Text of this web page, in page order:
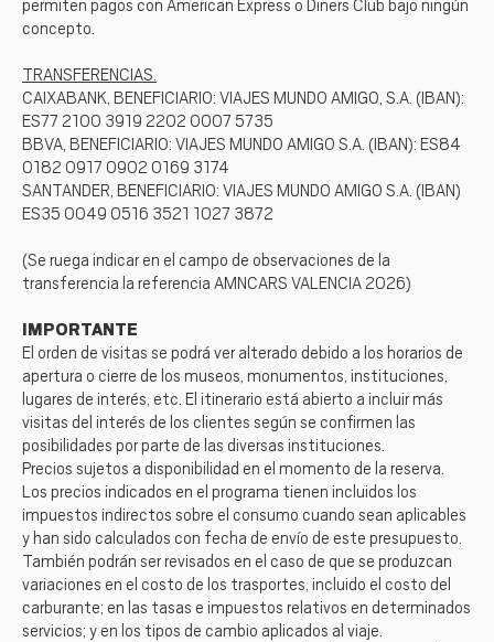
permiten pagos con American Express o Diners Club bajo ningún
concepto.
TRANSFERENCIAS.
CAIXABANK, BENEFICIARIO: VIAJES MUNDO AMIGO, S.A. (IBAN):
ES77 2100 3919 2202 0007 5735
BBVA, BENEFICIARIO: VIAJES MUNDO AMIGO S.A. (IBAN): ES84
0182 0917 0902 0169 3174
SANTANDER, BENEFICIARIO: VIAJES MUNDO AMIGO S.A. (IBAN)
ES35 0049 0516 3521 1027 3872
(Se ruega indicar en el campo de observaciones de la
transferencia la referencia AMNCARS VALENCIA 2026)
IMPORTANTE
El orden de visitas se podrá ver alterado debido a los horarios de
apertura o cierre de los museos, monumentos, instituciones,
lugares de interés, etc. El itinerario está abierto a incluir más
visitas del interés de los clientes según se confirmen las
posibilidades por parte de las diversas instituciones.
Precios sujetos a disponibilidad en el momento de la reserva.
Los precios indicados en el programa tienen incluidos los
impuestos indirectos sobre el consumo cuando sean aplicables
y han sido calculados con fecha de envío de este presupuesto.
También podrán ser revisados en el caso de que se produzcan
variaciones en el costo de los trasportes, incluido el costo del
carburante; en las tasas e impuestos relativos en determinados
servicios; y en los tipos de cambio aplicados al viaje.